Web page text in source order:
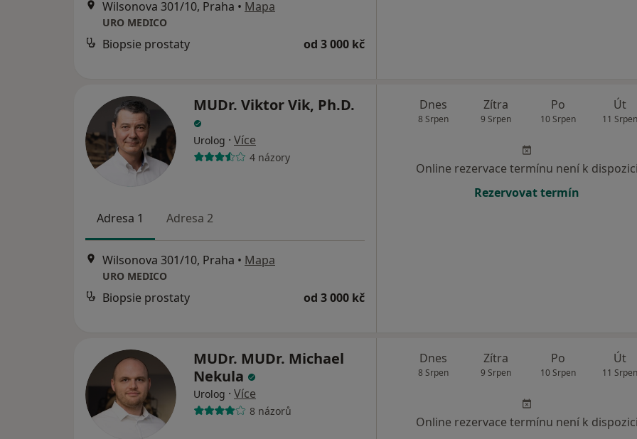
Wilsonova 301/10, Praha • Mapa
URO MEDICO
Biopsie prostaty od 3 000 kč
MUDr. Viktor Vik, Ph.D.
Urolog · Více
4 názory
Adresa 1 Adresa 2
Wilsonova 301/10, Praha • Mapa
URO MEDICO
Biopsie prostaty od 3 000 kč
Dnes
8 Srpen
Zítra
9 Srpen
Po
10 Srpen
Út
11 Srpen
Online rezervace termínu není k dispozici
Rezervovat termín
MUDr. MUDr. Michael
Nekula
Urolog · Více
8 názorů
Dnes
8 Srpen
Zítra
9 Srpen
Po
10 Srpen
Út
11 Srpen
Online rezervace termínu není k dispozici